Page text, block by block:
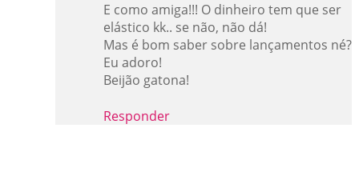
E como amiga!!! O dinheiro tem que ser
elástico kk.. se não, não dá!
Mas é bom saber sobre lançamentos né?
Eu adoro!
Beijão gatona!
Responder